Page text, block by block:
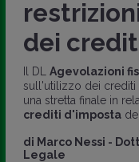
dei
Il DL Agevolazioni
sull'utilizzo dei crediti
una stretta finale in
crediti d'imposta
di Marco Nessi -
Legale